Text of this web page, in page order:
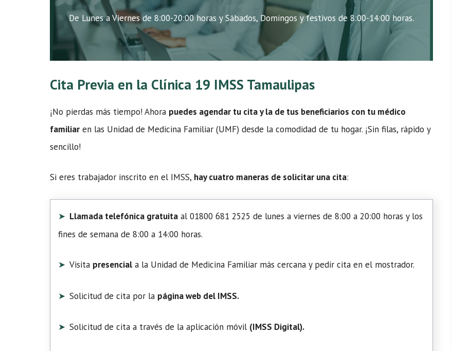
De Lunes a Viernes de 8:00-20:00 horas y Sábados, Domingos y festivos de 8:00-14:00 horas.
Cita Previa en la Clínica 19 IMSS Tamaulipas
¡No pierdas más tiempo! Ahora puedes agendar tu cita y la de tus beneficiarios con tu médico
familiar en las Unidad de Medicina Familiar (UMF) desde la comodidad de tu hogar. ¡Sin filas, rápido y
sencillo!
Si eres trabajador inscrito en el IMSS, hay cuatro maneras de solicitar una cita:
Llamada telefónica gratuita al 01800 681 2525 de lunes a viernes de 8:00 a 20:00 horas y los
fines de semana de 8:00 a 14:00 horas.
Visita presencial a la Unidad de Medicina Familiar más cercana y pedir cita en el mostrador.
Solicitud de cita por la página web del IMSS.
Solicitud de cita a través de la aplicación móvil (IMSS Digital).